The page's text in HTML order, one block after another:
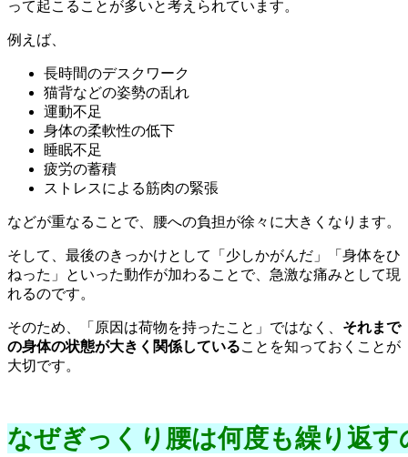
って起こることが多いと考えられています。
例えば、
長時間のデスクワーク
猫背などの姿勢の乱れ
運動不足
身体の柔軟性の低下
睡眠不足
疲労の蓄積
ストレスによる筋肉の緊張
などが重なることで、腰への負担が徐々に大きくなります。
そして、最後のきっかけとして「少しかがんだ」「身体をひ
ねった」といった動作が加わることで、急激な痛みとして現
れるのです。
そのため、「原因は荷物を持ったこと」ではなく、 それまで
の身体の状態が大きく関係していることを知っておくことが
大切です。
なぜぎっくり腰は何度も繰り返す